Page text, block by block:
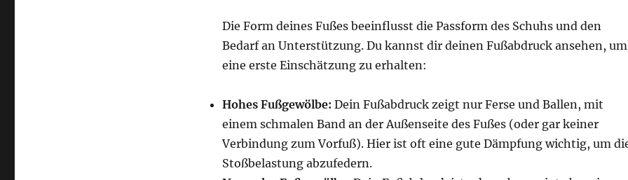
Die Form deines Fußes beeinflusst die Passform des Schuhs und den
Bedarf an Unterstützung. Du kannst dir deinen Fußabdruck ansehen, um
eine erste Einschätzung zu erhalten:
Hohes Fußgewölbe: Dein Fußabdruck zeigt nur Ferse und Ballen, mit
einem schmalen Band an der Außenseite des Fußes (oder gar keiner
Verbindung zum Vorfuß). Hier ist oft eine gute Dämpfung wichtig, um
Stoßbelastung abzufedern.